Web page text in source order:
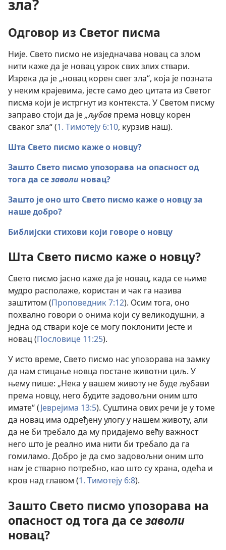
зла?
Одговор из Светог писма
Није. Свето писмо не изједначава новац са злом
нити каже да је новац узрок свих злих ствари.
Изрека да је „новац корен свег зла“, која је позната
у неким крајевима, јесте само део цитата из Светог
писма који је истргнут из контекста. У Светом писму
заправо стоји да је „љубав према новцу корен
сваког зла“ (1. Тимотеју 6:10, курзив наш).
Шта Свето писмо каже о новцу?
Зашто Свето писмо упозорава на опасност од
тога да сезаволи новац?
Зашто је оно што Свето писмо каже о новцу за
наше добро?
Библијски стихови који говоре о новцу
Шта Свето писмо каже о новцу?
Свето писмо јасно каже да је новац, када се њиме
мудро располаже, користан и чак га назива
заштитом (Проповедник 7:12). Осим тога, оно
похвално говори о онима који су великодушни, а
једна од ствари које се могу поклонити јесте и
новац (Пословице 11:25).
У исто време, Свето писмо нас упозорава на замку
да нам стицање новца постане животни циљ. У
њему пише: „Нека у вашем животу не буде љубави
према новцу, него будите задовољни оним што
имате“ (Јеврејима 13:5). Суштина ових речи је у томе
да новац има одређену улогу у нашем животу, али
да не би требало да му придајемо већу важност
него што је реално има нити би требало да га
гомиламо. Добро је да смо задовољни оним што
нам је стварно потребно, као што су храна, одећа и
кров над главом (1. Тимотеју 6:8).
Зашто Свето писмо упозорава на
опасност од тога да сезаволи
новац?